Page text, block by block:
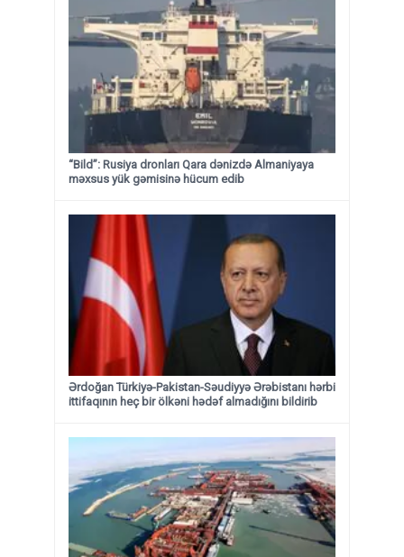
“Bild”: Rusiya dronları Qara dənizdə Almaniyaya
məxsus yük gəmisinə hücum edib
Ərdoğan Türkiyə-Pakistan-Səudiyyə Ərəbistanı hərbi
ittifaqının heç bir ölkəni hədəf almadığını bildirib